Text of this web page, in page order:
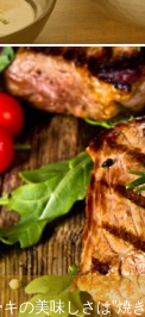
の美味しさは”焼